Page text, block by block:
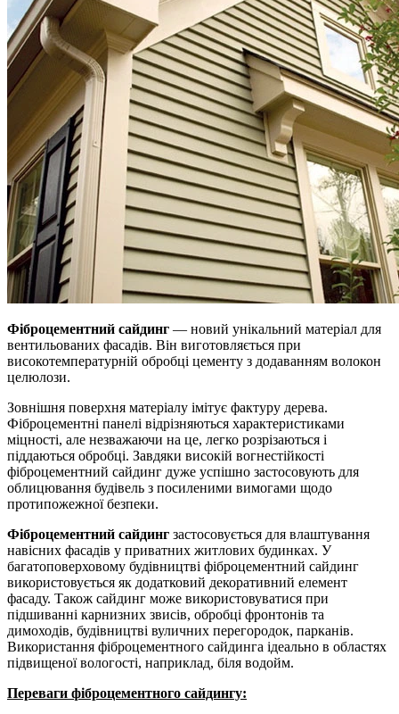
Фіброцементний сайдинг — новий унікальний матеріал для
вентильованих фасадів. Він виготовляється при
високотемпературній обробці цементу з додаванням волокон
целюлози.
Зовнішня поверхня матеріалу імітує фактуру дерева.
Фіброцементні панелі відрізняються характеристиками
міцності, але незважаючи на це, легко розрізаються і
піддаються обробці. Завдяки високій вогнестійкості
фіброцементний сайдинг дуже успішно застосовують для
облицювання будівель з посиленими вимогами щодо
протипожежної безпеки.
Фіброцементний сайдинг застосовується для влаштування
навісних фасадів у приватних житлових будинках. У
багатоповерховому будівництві фіброцементний сайдинг
використовується як додатковий декоративний елемент
фасаду. Також сайдинг може використовуватися при
підшиванні карнизних звисів, обробці фронтонів та
димоходів, будівництві вуличних перегородок, парканів.
Використання фіброцементного сайдинга ідеально в областях
підвищеної вологості, наприклад, біля водойм.
Переваги фіброцементного сайдингу: